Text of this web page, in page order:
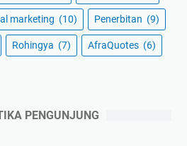
marketing (10) Penerbitan (9)
Rohingya (7) AfraQuotes (6)
PENGUNJUNG